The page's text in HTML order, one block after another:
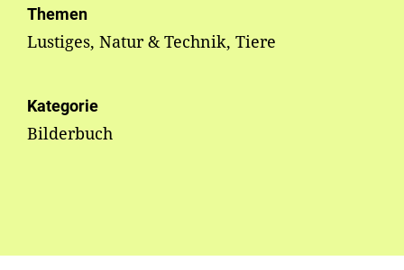
Themen
Lustiges, Natur & Technik, Tiere
Kategorie
Bilderbuch